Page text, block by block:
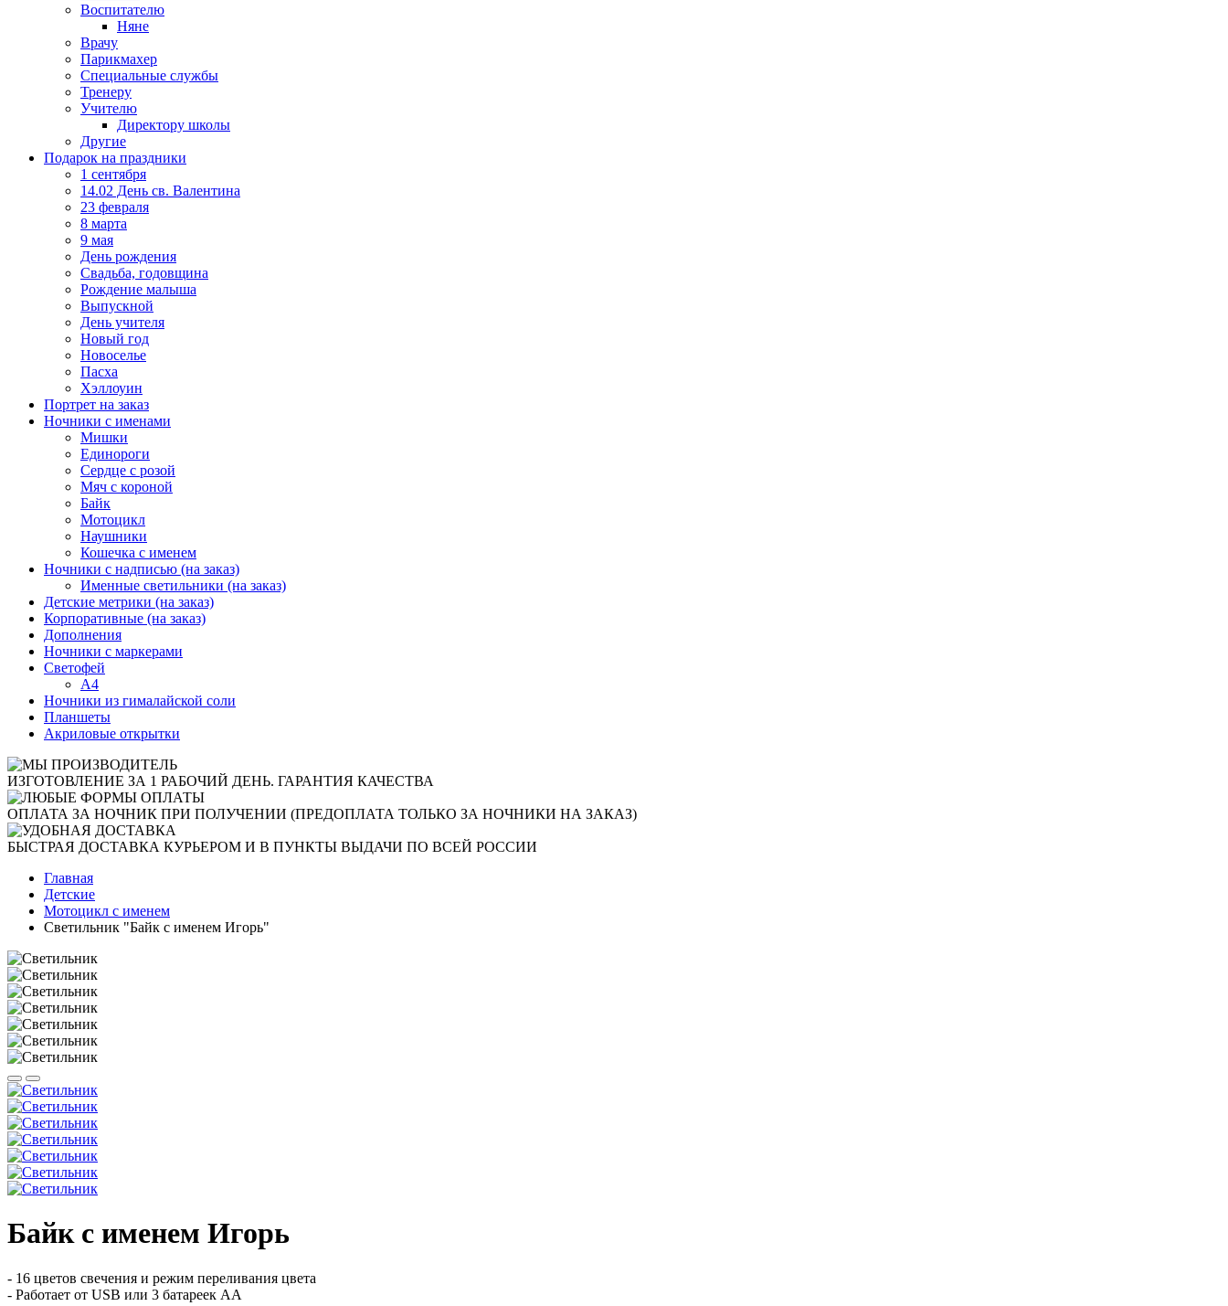
Воспитателю
Няне
Врачу
Парикмахер
Специальные службы
Тренеру
Учителю
Директору школы
Другие
Подарок на праздники
1 сентября
14.02 День св. Валентина
23 февраля
8 марта
9 мая
День рождения
Свадьба, годовщина
Рождение малыша
Выпускной
День учителя
Новый год
Новоселье
Пасха
Хэллоуин
Портрет на заказ
Ночники с именами
Мишки
Единороги
Сердце с розой
Мяч с короной
Байк
Мотоцикл
Наушники
Кошечка с именем
Ночники с надписью (на заказ)
Именные светильники (на заказ)
Детские метрики (на заказ)
Корпоративные (на заказ)
Дополнения
Ночники с маркерами
Светофей
А4
Ночники из гималайской соли
Планшеты
Акриловые открытки
ИЗГОТОВЛЕНИЕ ЗА 1 РАБОЧИЙ ДЕНЬ. ГАРАНТИЯ КАЧЕСТВА
ОПЛАТА ЗА НОЧНИК ПРИ ПОЛУЧЕНИИ (ПРЕДОПЛАТА ТОЛЬКО ЗА НОЧНИКИ НА ЗАКАЗ)
БЫСТРАЯ ДОСТАВКА КУРЬЕРОМ И В ПУНКТЫ ВЫДАЧИ ПО ВСЕЙ РОССИИ
Главная
Детские
Мотоцикл с именем
Светильник "Байк с именем Игорь"
Байк с именем Игорь
- 16 цветов свечения и режим переливания цвета
- Работает от USB или 3 батареек АА